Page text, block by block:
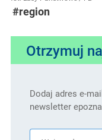
#region
Otrzymuj
Dodaj adres e-
newsletter